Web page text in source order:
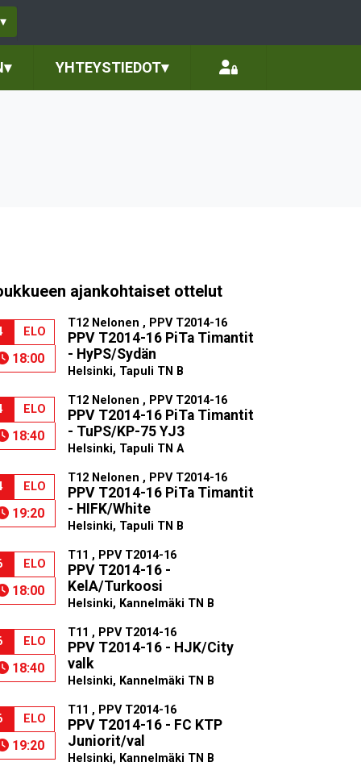
▾
▾ YHTEYSTIEDOT▾
ajankohtaiset ottelut
ELO
18:00
T12 Nelonen , PPV T2014-16
PPV T2014-16 PiTa Timantit
- HyPS/Sydän
Helsinki, Tapuli TN B
ELO
18:40
T12 Nelonen , PPV T2014-16
PPV T2014-16 PiTa Timantit
- TuPS/KP-75 YJ3
Helsinki, Tapuli TN A
ELO
19:20
T12 Nelonen , PPV T2014-16
PPV T2014-16 PiTa Timantit
- HIFK/White
Helsinki, Tapuli TN B
ELO
18:00
T11 , PPV T2014-16
PPV T2014-16 -
KelA/Turkoosi
Helsinki, Kannelmäki TN B
ELO
18:40
T11 , PPV T2014-16
PPV T2014-16 - HJK/City
valk
Helsinki, Kannelmäki TN B
ELO
19:20
T11 , PPV T2014-16
PPV T2014-16 - FC KTP
Juniorit/val
Helsinki, Kannelmäki TN B